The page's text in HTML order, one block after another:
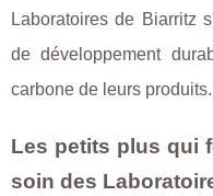
Laboratoires de Biarritz
de développement
carbone de leurs produits.
Les petits plus qui
soin des